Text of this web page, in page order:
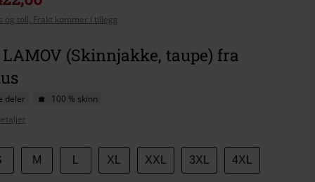
og toll, Frakt kommer i tillegg
LAMOV (Skinnjakke, taupe) fra
deler
100 % skinn
M XL XXL 3XL 4XL